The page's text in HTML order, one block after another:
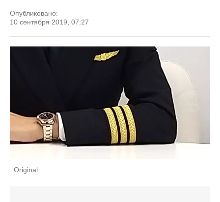
Опубликовано:
10 сентября 2019, 07:27
: Original